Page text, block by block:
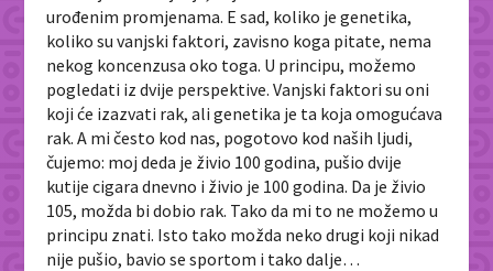
urođenim promjenama. E sad, koliko je genetika,
koliko su vanjski faktori, zavisno koga pitate, nema
nekog koncenzusa oko toga. U principu, možemo
pogledati iz dvije perspektive. Vanjski faktori su oni
koji će izazvati rak, ali genetika je ta koja omogućava
rak. A mi često kod nas, pogotovo kod naših ljudi,
čujemo: moj deda je živio 100 godina, pušio dvije
kutije cigara dnevno i živio je 100 godina. Da je živio
105, možda bi dobio rak. Tako da mi to ne možemo u
principu znati. Isto tako možda neko drugi koji nikad
nije pušio, bavio se sportom i tako dalje…